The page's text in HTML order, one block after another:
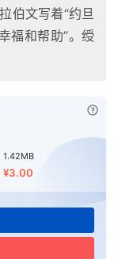
伯文写着“约旦
福和帮助”。绶
1.42MB
¥3.00